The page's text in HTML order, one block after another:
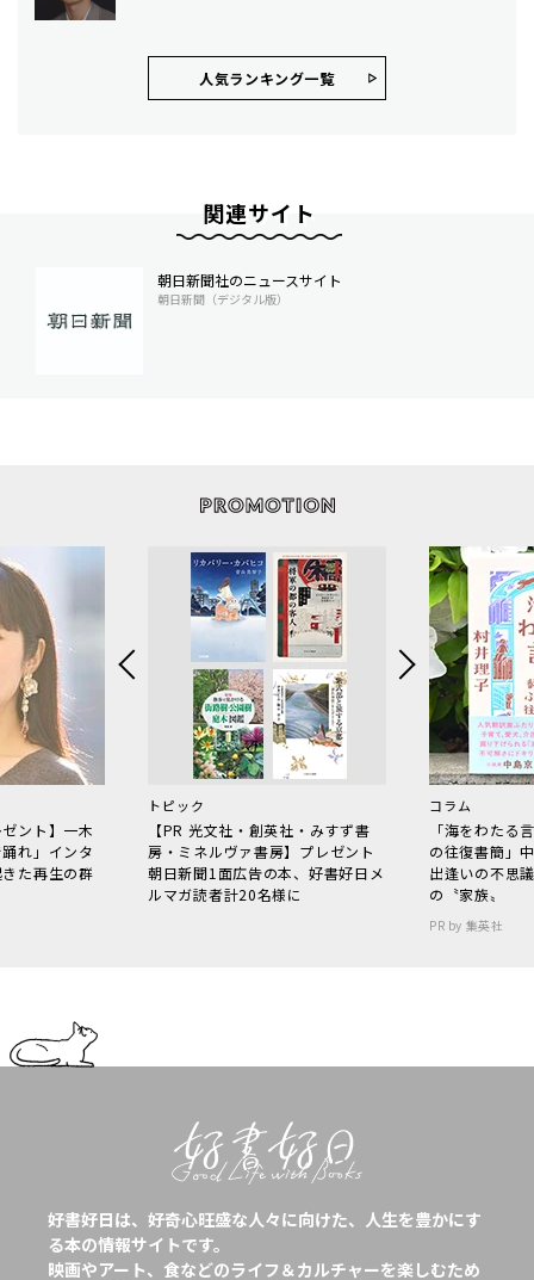
人気ランキング⼀覧
関連サイト
朝日新聞社のニュースサイト
朝日新聞（デジタル版）
ント】一木
れ」インタ
た再生の群
トピック
【PR 光文社・創英社・みすず書
房・ミネルヴァ書房】プレゼント
朝日新聞1面広告の本、好書好日メ
ルマガ読者計20名様に
コラム
「海をわた
の往復書簡」
出逢いの不思
の〝家族〟
PR by 集英社
好書好日は、好奇心旺盛な人々に向けた、人生を豊かにす
る本の情報サイトです。
映画やアート、食などのライフ＆カルチャーを楽しむため